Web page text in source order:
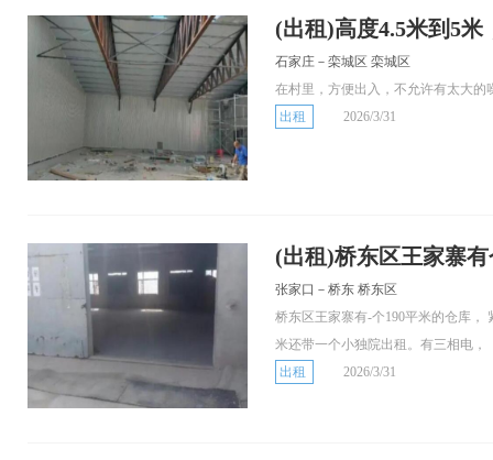
(出租)高度4.5米到5
石家庄－栾城区 栾城区
在村里，方便出入，不允许有太大的
出租
2026/3/31
(出租)桥东区王家寨
张家口－桥东 桥东区
桥东区王家寨有-个190平米的仓库，
米还带一个小独院出租。有三相电，
出租
2026/3/31